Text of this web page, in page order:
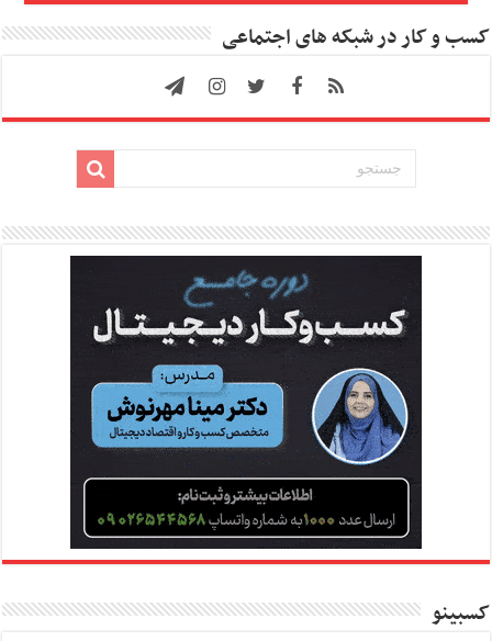
کسب و کار در شبکه های اجتماعی
کسبینو